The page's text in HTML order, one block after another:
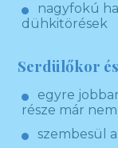
nagyfokú
dühkitörések
Serdülőkor
egyre
része már
szembesül